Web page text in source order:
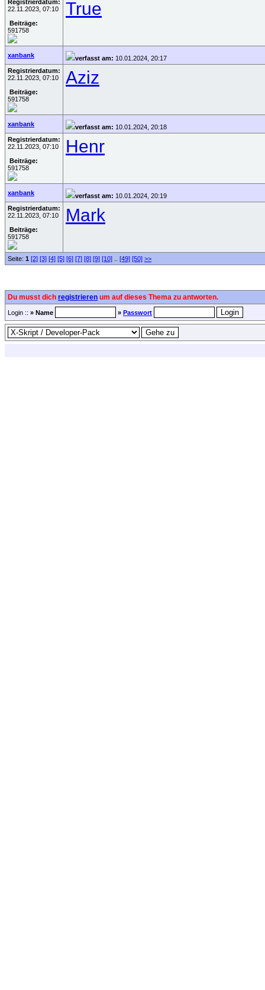
Registrierdatum:
22.11.2023, 07:10
Beiträge:
591758
True
xanbank verfasst am: 10.01.2024, 20:17
Registrierdatum:
22.11.2023, 07:10
Beiträge:
591758
Aziz
xanbank verfasst am: 10.01.2024, 20:18
Registrierdatum:
22.11.2023, 07:10
Beiträge:
591758
Henr
xanbank verfasst am: 10.01.2024, 20:19
Registrierdatum:
22.11.2023, 07:10
Beiträge:
591758
Mark
Seite: 1 [2] [3] [4] [5] [6] [7] [8] [9] [10] [49] [50] >>
Du musst dich registrieren um auf dieses Thema zu antworten.
Login :: » Name » Passwort